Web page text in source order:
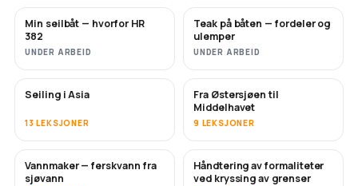
SNART
Min seilbåt — hvorfor HR
382
UNDER ARBEID
SNART
Teak på båten — fordeler og
ulemper
UNDER ARBEID
SNART
Seiling i Asia
13 LEKSJONER
SNART
Fra Østersjøen til
Middelhavet
9 LEKSJONER
SNART
Vannmaker — ferskvann fra
sjøvann
Håndtering av formaliteter
ved kryssing av grenser